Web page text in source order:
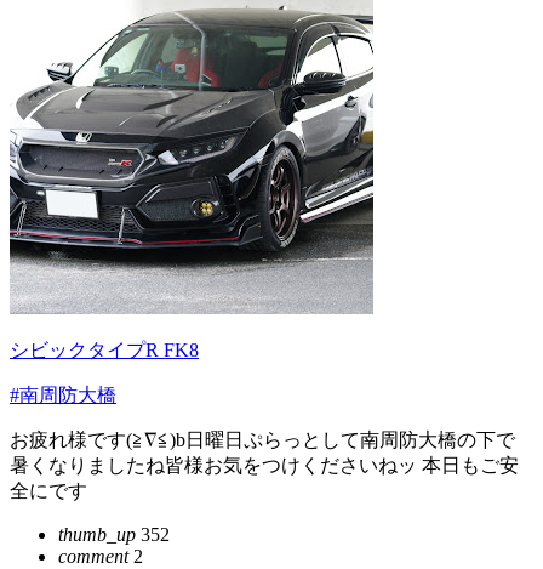
シビックタイプR FK8
#南周防大橋
お疲れ様です(≧∇≦)b日曜日ぷらっとして南周防大橋の下で
暑くなりましたね皆様お気をつけくださいねッ 本日もご安
全にです
thumb_up 352
comment2